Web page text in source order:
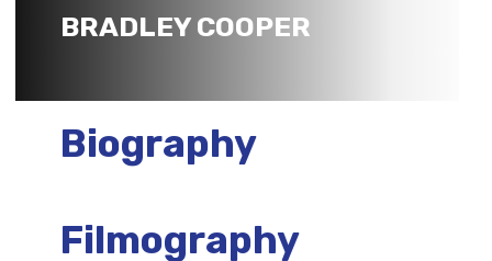
BRADLEY COOPER
Biography
Filmography